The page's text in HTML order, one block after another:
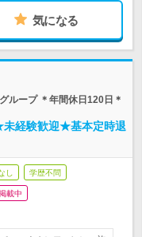
気になる
ループ ＊年間休日120日＊
未経験歓迎★基本定時退
し 学歴不問
載中